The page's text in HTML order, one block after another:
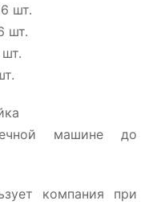
шт.
шт.
машине до
компания при